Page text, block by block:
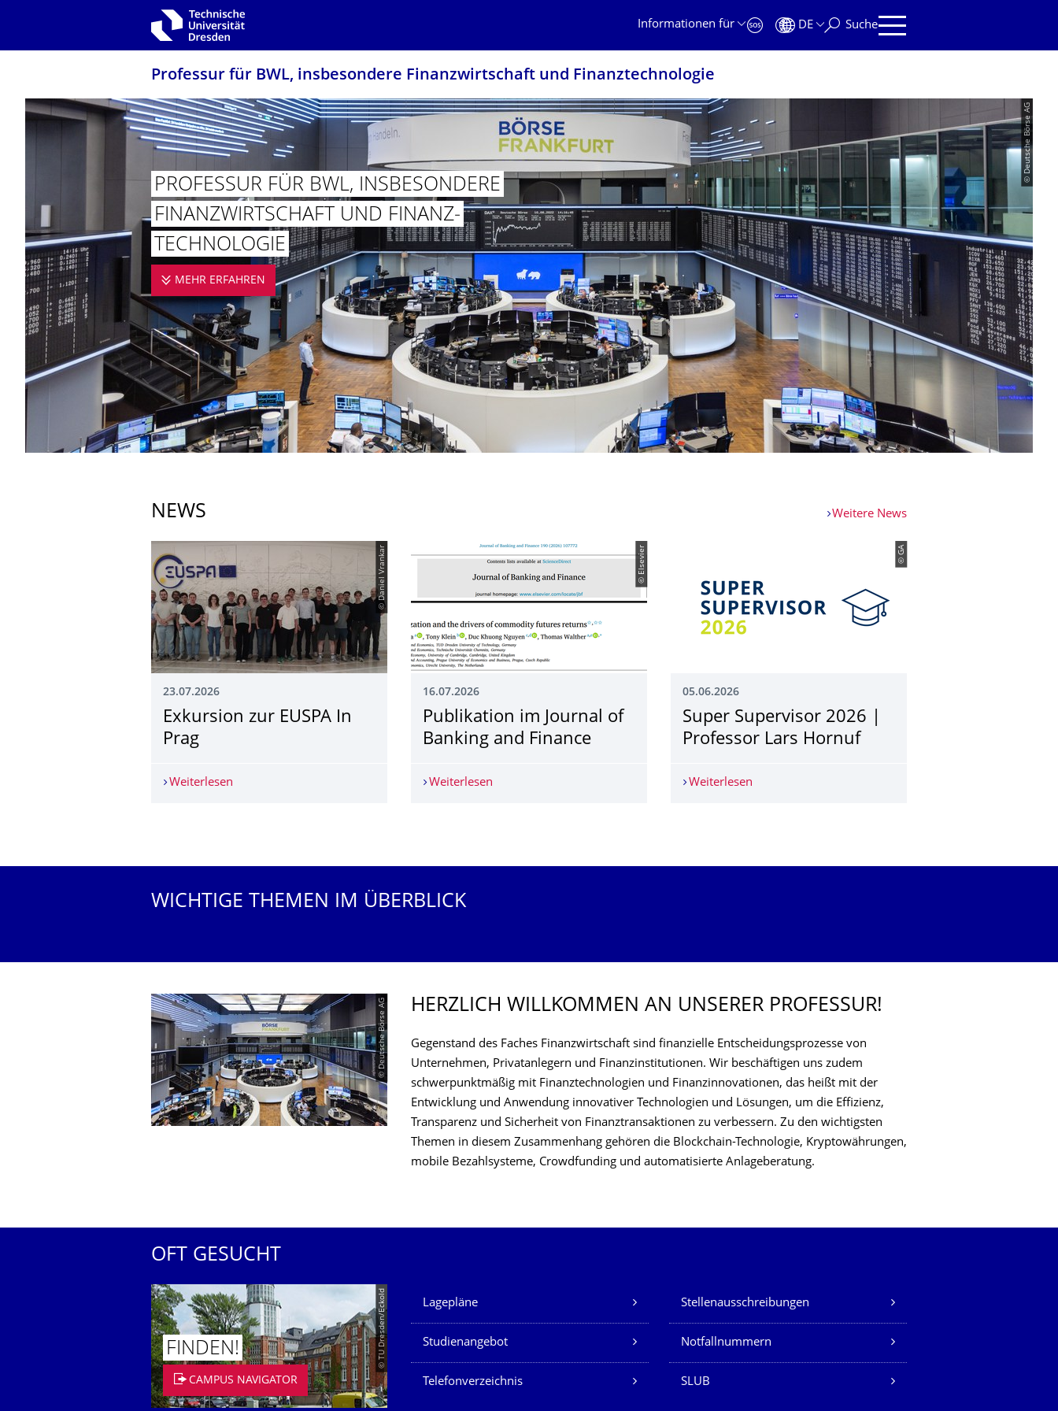
Zur Hauptnavigation springen
Informationen für
DE Suche
Professur für BWL, insbesondere Finanzwirtschaft und Finanztechnologie
© Deutsche Börse AG
PROFESSUR FÜR BWL, INSBESONDERE
FINANZWIRT­SCHAFT UND FINANZ­
TECHNOLOGIE
MEHR ERFAHREN PROFESSUR FÜR BWL, INSBESONDERE FINANZWIRTSCHAFT UND FINANZ­TECHNOLOGIE
NEWS Weitere News
© Daniel Vrankar
23.07.2026
Exkursion zur EUSPA In
Prag
Weiterlesen
© Elsevier
16.07.2026
Publikation im Journal of
Banking and Finance­
Weiterlesen Publikation im Journal of Banking and Finance­
© GA
05.06.2026
Super Supervisor 2026 |
Professor Lars Hornuf
Weiterlesen
WICHTIGE THEMEN IM ÜBERBLICK
© Deutsche Börse AG HERZLICH WILLKOMMEN AN UNSERER PROFESSUR!
Gegenstand des Faches Finanzwirtschaft sind finanzielle Entscheidungsprozesse von
Unternehmen, Privatanlegern und Finanzinstitutionen. Wir beschäftigen uns zudem
schwerpunktmäßig mit Finanztechnologien und Finanzinnovationen, das heißt mit der
Entwicklung und Anwendung innovativer Technologien und Lösungen, um die Effizienz,
Transparenz und Sicherheit von Finanztransaktionen zu verbessern. Zu den wichtigsten
Themen in diesem Zusammenhang gehören die Blockchain-Technologie, Kryptowährungen,
mobile Bezahlsysteme, Crowdfunding und automatisierte Anlageberatung.
OFT GESUCHT
© TU Dresden/Eckold
FINDEN!
CAMPUS NAVIGATOR
Unsere Dienste
Lagepläne Stellenausschreibungen
Studienangebot Notfallnummern
Telefonverzeichnis SLUB